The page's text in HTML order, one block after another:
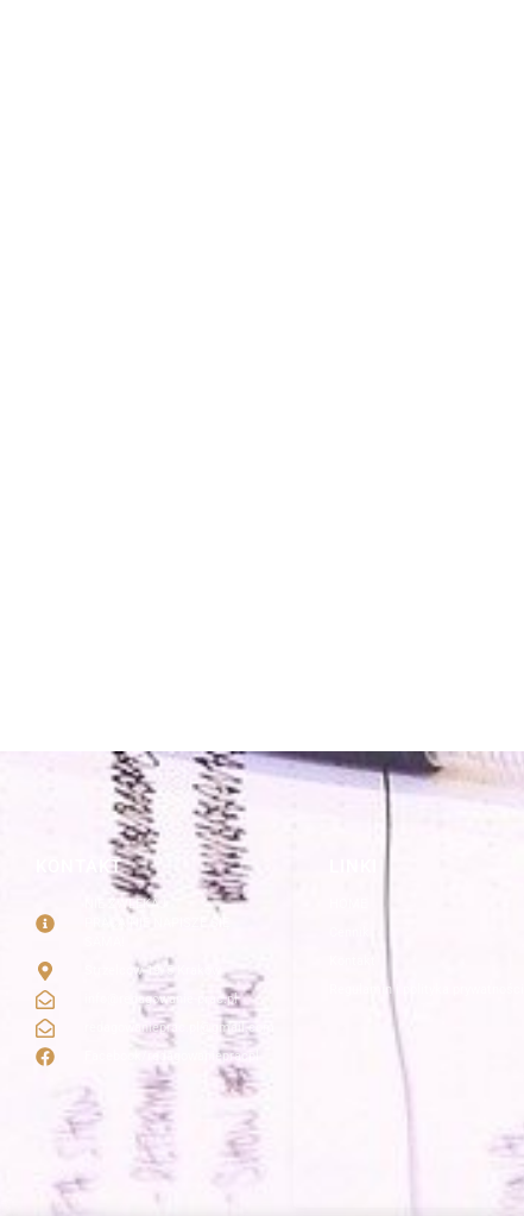
KONTAKT
NIE ZWLEKAJ
Strzelców 19/5 Kraków
info@redagowanie-prac.pl
redagowanieprac.pl@gmail.com
Facebook/redagowaniepracpl
Regulamin i polityka prywatności